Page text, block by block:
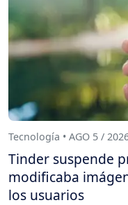
Tecnología • AGO 5 /
Tinder suspende
modificaba
los usuarios